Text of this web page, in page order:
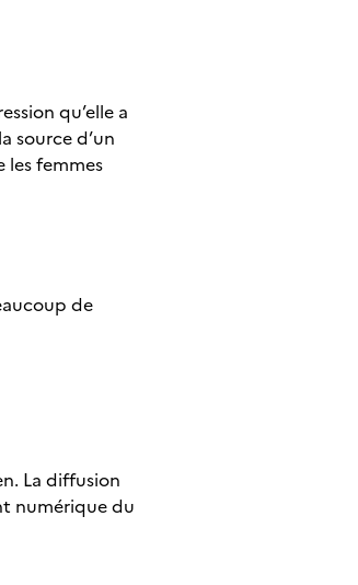
qu’elle a
source d’un
femmes
de
La diffusion
numérique du